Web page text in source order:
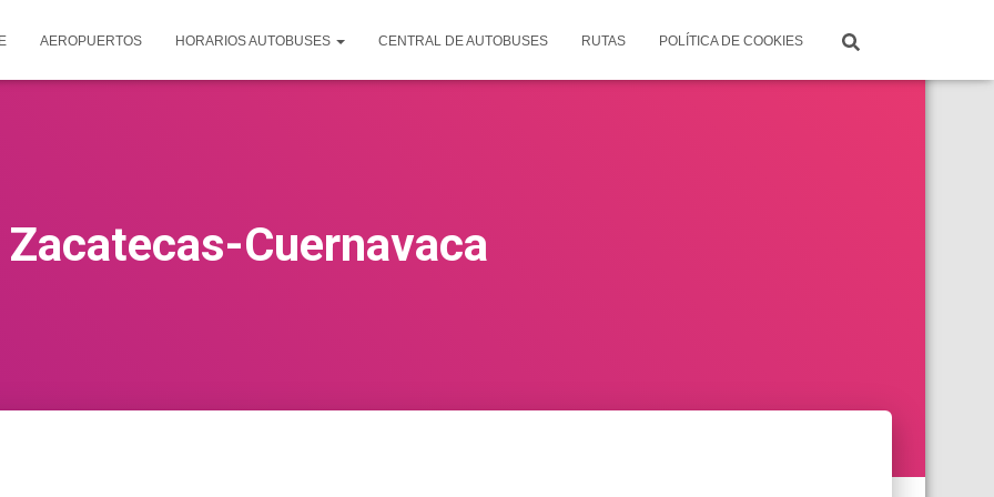
AEROPUERTOS HORARIOS AUTOBUSES CENTRAL DE AUTOBUSES RUTAS POLÍTICA DE COOKIES
Zacatecas-Cuernavaca